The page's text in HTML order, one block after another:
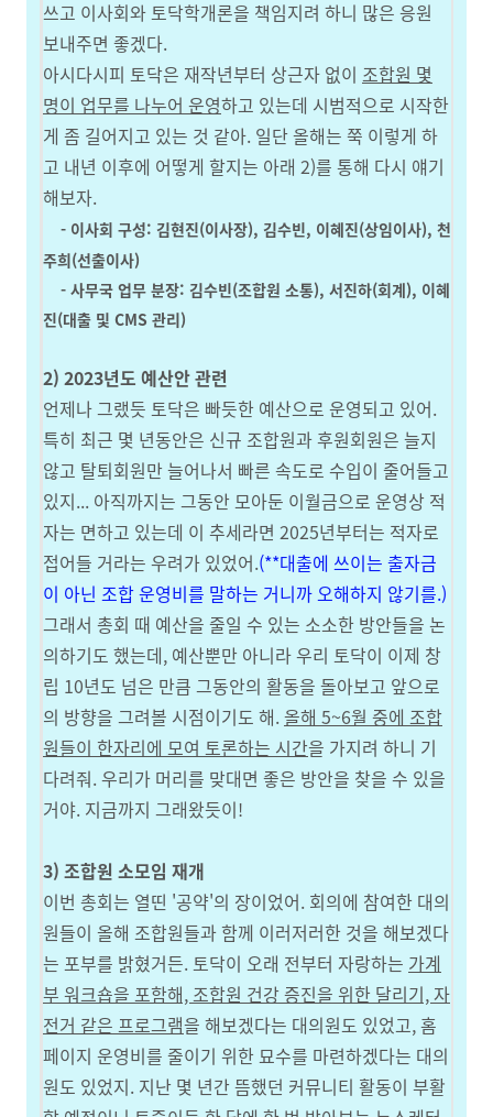
쓰고 이사회와 토닥학개론을 책임지려 하니 많은 응원
보내주면 좋겠다.
아시다시피 토닥은 재작년부터 상근자 없이 조합원 몇
명이 업무를 나누어 운영하고 있는데 시범적으로 시작한
게 좀 길어지고 있는 것 같아. 일단 올해는 쭉 이렇게 하
고 내년 이후에 어떻게 할지는 아래 2)를 통해 다시 얘기
해보자.
- 이사회 구성: 김현진(이사장), 김수빈, 이혜진(상임이사), 천
주희(선출이사)
- 사무국 업무 분장: 김수빈(조합원 소통), 서진하(회계), 이혜
진(대출 및 CMS 관리)
2) 2023년도 예산안 관련
언제나 그랬듯 토닥은 빠듯한 예산으로 운영되고 있어.
특히 최근 몇 년동안은 신규 조합원과 후원회원은 늘지
않고 탈퇴회원만 늘어나서 빠른 속도로 수입이 줄어들고
있지... 아직까지는 그동안 모아둔 이월금으로 운영상 적
자는 면하고 있는데 이 추세라면 2025년부터는 적자로
접어들 거라는 우려가 있었어.(**대출에 쓰이는 출자금
이 아닌 조합 운영비를 말하는 거니까 오해하지 않기를.)
그래서 총회 때 예산을 줄일 수 있는 소소한 방안들을 논
의하기도 했는데, 예산뿐만 아니라 우리 토닥이 이제 창
립 10년도 넘은 만큼 그동안의 활동을 돌아보고 앞으로
의 방향을 그려볼 시점이기도 해.올해 5~6월 중에 조합
원들이 한자리에 모여 토론하는 시간을 가지려 하니 기
다려줘. 우리가 머리를 맞대면 좋은 방안을 찾을 수 있을
거야. 지금까지 그래왔듯이!
3) 조합원 소모임 재개
이번 총회는 열띤 '공약'의 장이었어. 회의에 참여한 대의
원들이 올해 조합원들과 함께 이러저러한 것을 해보겠다
는 포부를 밝혔거든. 토닥이 오래 전부터 자랑하는 가계
부 워크숍을 포함해, 조합원 건강 증진을 위한 달리기, 자
전거 같은 프로그램을 해보겠다는 대의원도 있었고, 홈
페이지 운영비를 줄이기 위한 묘수를 마련하겠다는 대의
원도 있었지. 지난 몇 년간 뜸했던 커뮤니티 활동이 부활